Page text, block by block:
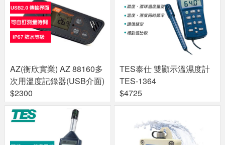
AZ(衡欣實業) AZ 88160多
次用溫度記錄器(USB介面)
$2300
TES泰仕 雙顯示溫濕度計
TES-1364
$4725